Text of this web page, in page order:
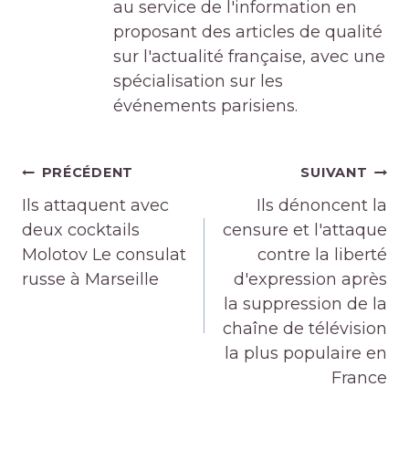
au service de l'information en
proposant des articles de qualité
sur l'actualité française, avec une
spécialisation sur les
événements parisiens.
Navigation
de
l’article
PRÉCÉDENT
Ils attaquent avec
deux cocktails
Molotov Le consulat
russe à Marseille
SUIVANT
Ils dénoncent la
censure et l'attaque
contre la liberté
d'expression après
la suppression de la
chaîne de télévision
la plus populaire en
France